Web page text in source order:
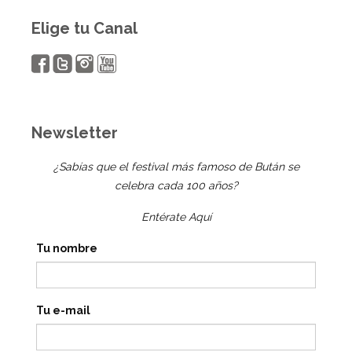
Elige tu Canal
Newsletter
¿Sabías que el festival más famoso de Bután se
celebra cada 100 años?
Entérate Aquí
Tu nombre
Tu e-mail